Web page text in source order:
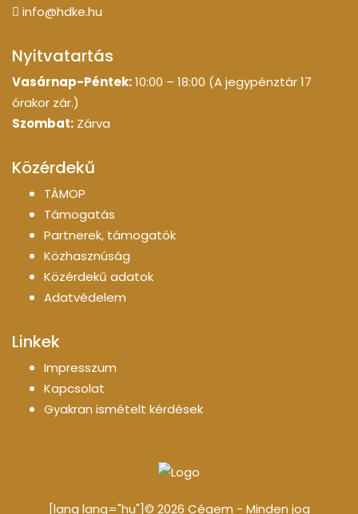
info@hdke.hu
Nyitvatartás
Vasárnap-Péntek:10:00 – 18:00 (A jegypénztár 17
órakor zár.)
Szombat: Zárva
Közérdekű
TÁMOP
Támogatás
Partnerek, támogatók
Közhasznúság
Közérdekű adatok
Adatvédelem
Linkek
Impresszum
Kapcsolat
Gyakran ismételt kérdések
[lang lang="hu"]© 2026 Cégem - Minden jog